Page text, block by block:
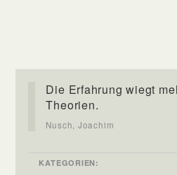
Die Erfahrung wiegt
Theorien.
Nusch, Joachim
KATEGORIEN: